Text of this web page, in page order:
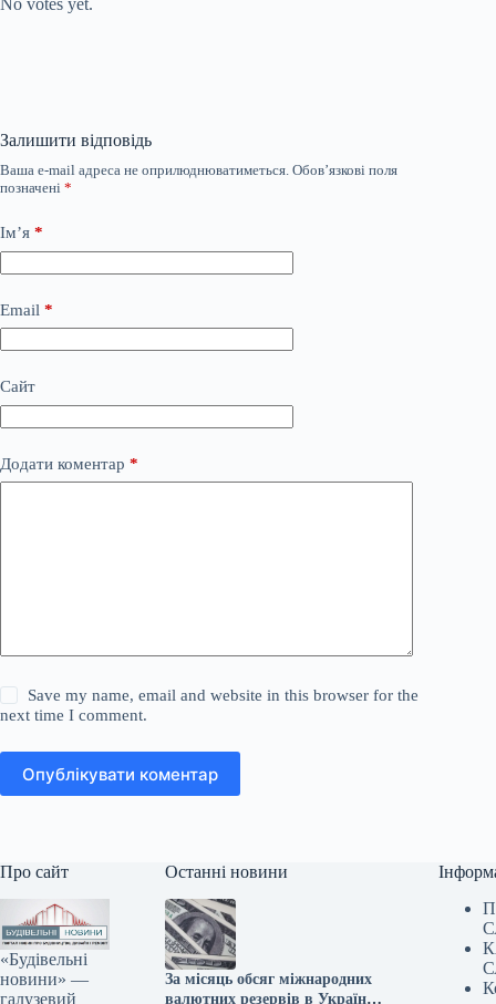
No votes yet.
Залишити відповідь
Ваша e-mail адреса не оприлюднюватиметься. Обов’язкові поля
позначені *
Ім’я *
Email *
Сайт
Додати коментар *
Save my name, email and website in this browser for the
next time I comment.
Опублікувати коментар
Про сайт
«Будівельні
новини» —
галузевий
Останні новини
За місяць обсяг міжнародних
валютних резервів в Україні